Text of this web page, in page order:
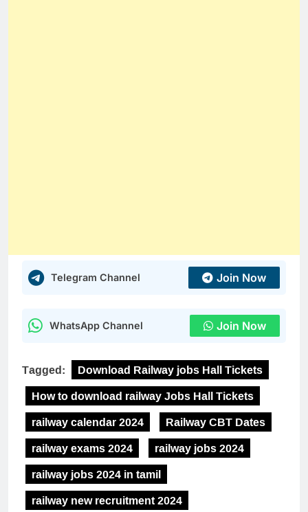
Telegram Channel Join Now
WhatsApp Channel Join Now
Tagged:
Download Railway jobs Hall Tickets
How to download railway Jobs Hall Tickets
railway calendar 2024
Railway CBT Dates
railway exams 2024
railway jobs 2024
railway jobs 2024 in tamil
railway new recruitment 2024